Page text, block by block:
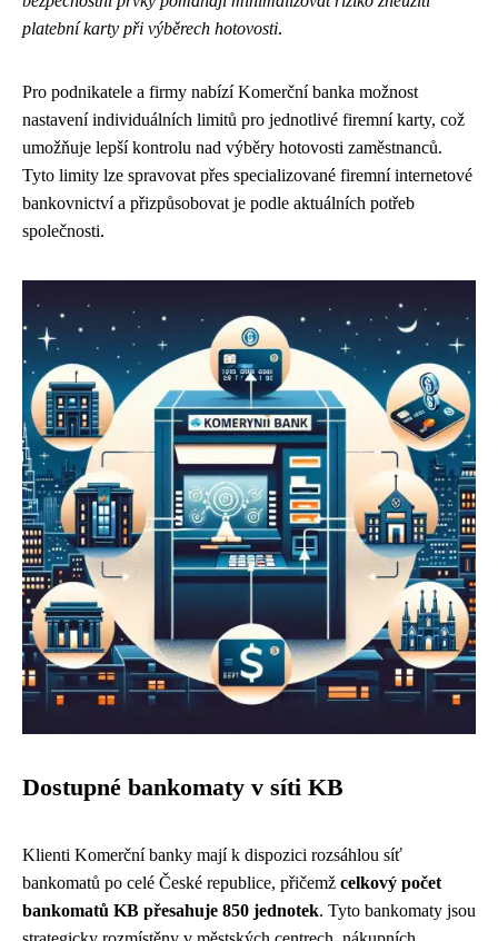
platební karty při výběrech hotovosti.
Pro podnikatele a firmy nabízí Komerční banka možnost
nastavení individuálních limitů pro jednotlivé firemní karty, což
umožňuje lepší kontrolu nad výběry hotovosti zaměstnanců.
Tyto limity lze spravovat přes specializované firemní internetové
bankovnictví a přizpůsobovat je podle aktuálních potřeb
společnosti.
Dostupné bankomaty v síti KB
Klienti Komerční banky mají k dispozici rozsáhlou síť
bankomatů po celé České republice, přičemž celkový počet
bankomatů KB přesahuje 850 jednotek. Tyto bankomaty jsou